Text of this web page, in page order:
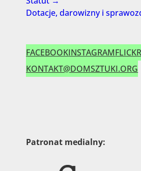
Dotacje, darowizny i
FACEBOOKINSTAGRAMFLICKR
KONTAKT@DOMSZTUKI.ORG
Patronat medialny: